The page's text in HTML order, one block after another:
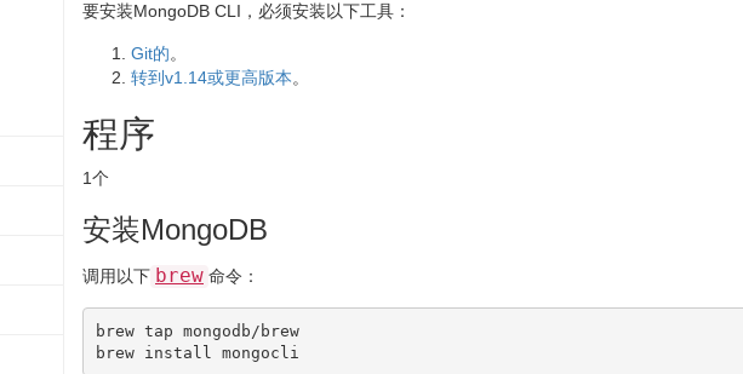
要安装MongoDB CLI，必须安装以下工具：
Git的。
转到v1.14或更高版本。
程序
1个
安装MongoDB
调用以下 brew 命令：
brew tap mongodb/brew